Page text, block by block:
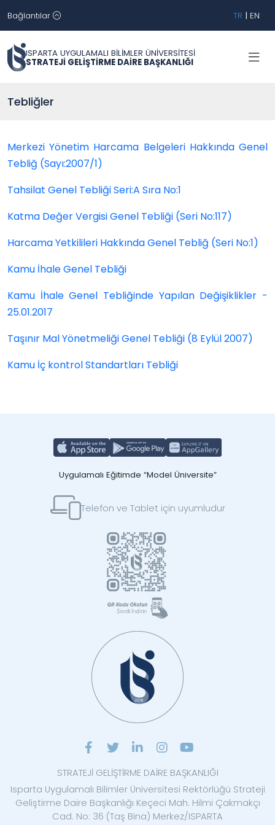
Bağlantılar TR | EN
ISPARTA UYGULAMALI BİLİMLER ÜNİVERSİTESİ
STRATEJİ GELİŞTİRME DAİRE BAŞKANLIĞI
Tebliğler
Merkezi Yönetim Harcama Belgeleri Hakkında Genel
Tebliğ (Sayı:2007/1)
Tahsilat Genel Tebliği Seri:A Sıra No:1
Katma Değer Vergisi Genel Tebliği (Seri No:117)
Harcama Yetkilileri Hakkında Genel Tebliğ (Seri No:1)
Kamu İhale Genel Tebliği
Kamu İhale Genel Tebliğinde Yapılan Değişiklikler -
25.01.2017
Taşınır Mal Yönetmeliği Genel Tebliği (8 Eylül 2007)
Kamu İç kontrol Standartları Tebliği
Uygulamalı Eğitimde “Model Üniversite”
Telefon ve Tablet için uyumludur
STRATEJİ GELİŞTİRME DAİRE BAŞKANLIĞI
Isparta Uygulamalı Bilimler Üniversitesi Rektörlüğü Strateji
Geliştirme Daire Başkanlığı Keçeci Mah. Hilmi Çakmakçı
Cad. No: 36 (Taş Bina) Merkez/ISPARTA